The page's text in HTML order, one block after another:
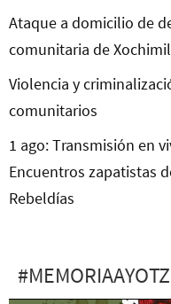
Ataque a domicilio de
comunitaria de
Violencia y
comunitarios
1 ago: Transmisión en
Encuentros zapatistas
Rebeldías